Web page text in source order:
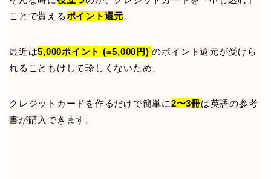
ことで貰えるポイント還元。
最近は5,000ポイント (=5,000円)のポイント還元が受けら
れることもけして珍しくないため、
クレジットカードを作るだけで簡単に2〜3冊は英語の参考
書が購入できます。